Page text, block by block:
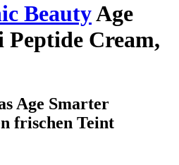
BeautyAge
Cream,
Age Smarter
frischen Teint